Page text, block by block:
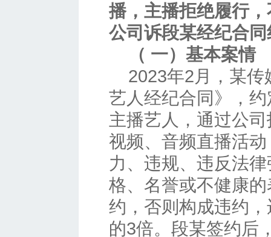
播，主播拒绝履行
公司诉段某经纪合
（ 一）基本案情
2023年2月，某
艺人经纪合同》，
主播艺人，通过公
视频、音频直播活
力、违规、违反法
格、名誉或不健康
约，否则构成违约
的3倍。段某签约后